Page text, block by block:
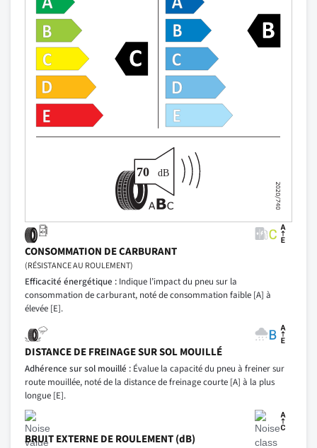
CONSOMMATION DE CARBURANT
(RÉSISTANCE AU ROULEMENT)
Efficacité énergétique : Indique l’impact du pneu sur la
consommation de carburant, noté de consommation faible [A] à
élevée [E].
DISTANCE DE FREINAGE SUR SOL MOUILLÉ
Adhérence sur sol mouillé : Évalue la capacité du pneu à freiner sur
route mouillée, noté de la distance de freinage courte [A] à la plus
longue [E].
BRUIT EXTERNE DE ROULEMENT (dB)